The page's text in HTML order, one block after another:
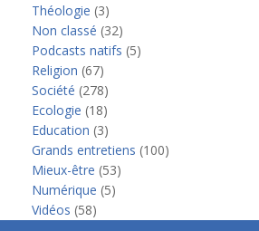
Théologie (3)
Non classé (32)
Podcasts natifs (5)
Religion (67)
Société (278)
Ecologie (18)
Education (3)
Grands entretiens (100)
Mieux-être (53)
Numérique (5)
Vidéos (58)